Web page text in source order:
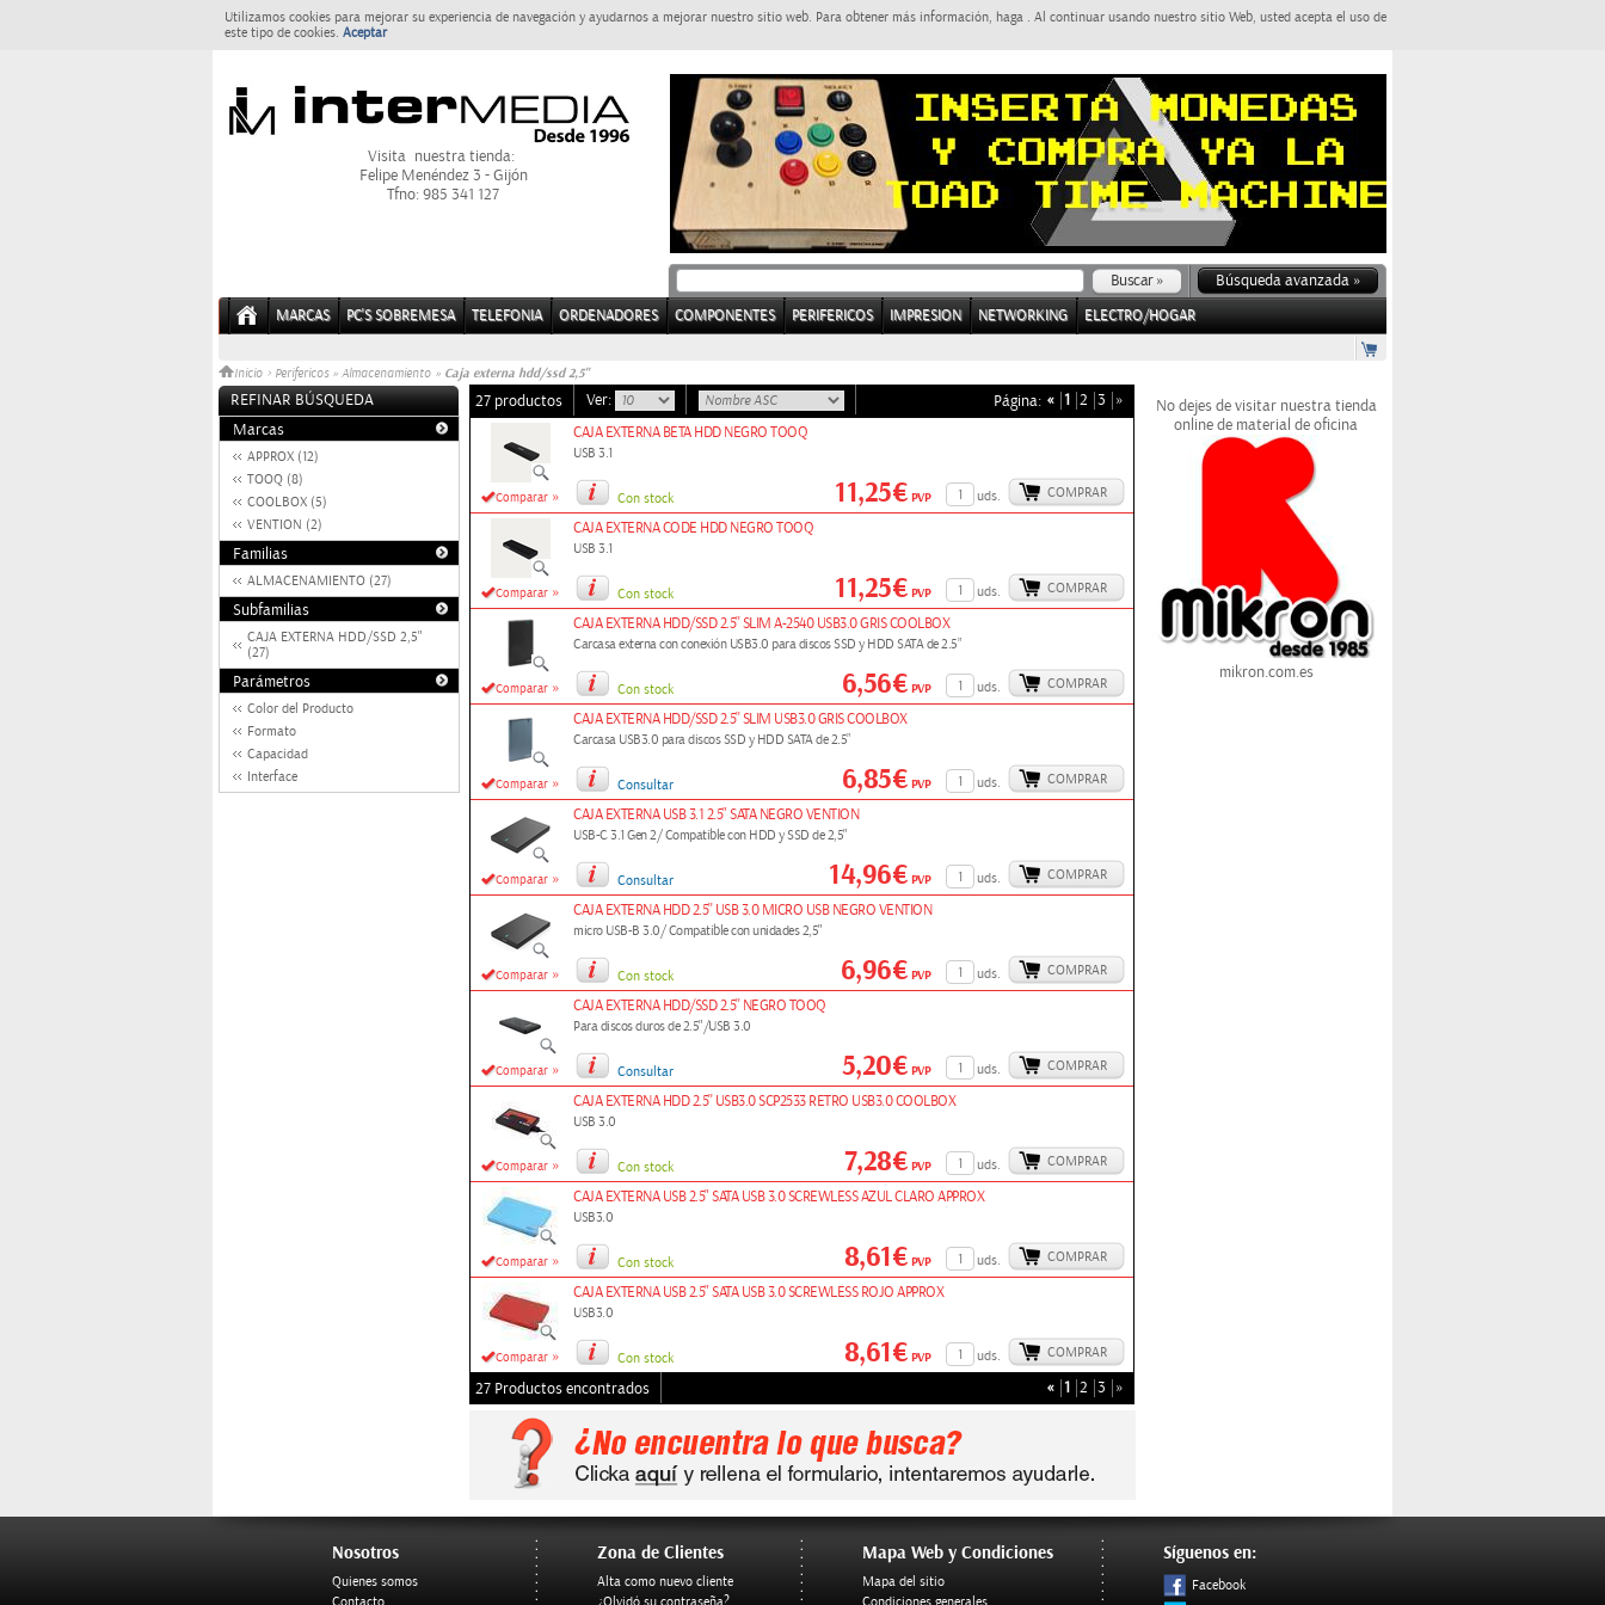
Utilizamos cookies para mejorar su experiencia de navegación y ayudarnos a mejorar nuestro sitio web. Para obtener más información, haga . Al continuar usando nuestro sitio Web, usted acepta el uso de
este tipo de cookies. Aceptar
Visita nuestra tienda:
Felipe Menéndez 3 - Gijón
Tfno: 985 341 127
Búsqueda avanzada »
MARCAS PC'S SOBREMESA TELEFONIA ORDENADORES COMPONENTES PERIFERICOS IMPRESION NETWORKING ELECTRO/HOGAR
Inicio > Perifericos » Almacenamiento » Caja externa hdd/ssd 2,5"
REFINAR BÚSQUEDA
Marcas
APPROX (12)
TOOQ (8)
COOLBOX (5)
VENTION (2)
Familias
ALMACENAMIENTO (27)
Subfamilias
CAJA EXTERNA HDD/SSD 2,5"
(27)
Parámetros
Color del Producto
Formato
Capacidad
Interface
27 productos Ver: Página: « 1 2 3 »
Comparar »
CAJA EXTERNA BETA HDD NEGRO TOOQ
USB 3.1
Con stock uds. COMPRAR
11,25€PVP
Comparar »
CAJA EXTERNA CODE HDD NEGRO TOOQ
USB 3.1
Con stock uds. COMPRAR
11,25€PVP
Comparar »
CAJA EXTERNA HDD/SSD 2.5'' SLIM A-2540 USB3.0 GRIS COOLBOX
Carcasa externa con conexión USB3.0 para discos SSD y HDD SATA de 2.5”
Con stock uds. COMPRAR
6,56€PVP
Comparar »
CAJA EXTERNA HDD/SSD 2.5'' SLIM USB3.0 GRIS COOLBOX
Carcasa USB3.0 para discos SSD y HDD SATA de 2.5”
Consultar uds. COMPRAR
6,85€PVP
Comparar »
CAJA EXTERNA USB 3.1 2.5" SATA NEGRO VENTION
USB-C 3.1 Gen 2/ Compatible con HDD y SSD de 2,5"
Consultar uds. COMPRAR
14,96€PVP
Comparar »
CAJA EXTERNA HDD 2.5'' USB 3.0 MICRO USB NEGRO VENTION
micro USB-B 3.0/ Compatible con unidades 2,5"
Con stock uds. COMPRAR
6,96€PVP
Comparar »
CAJA EXTERNA HDD/SSD 2.5'' NEGRO TOOQ
Para discos duros de 2.5"/USB 3.0
Consultar uds. COMPRAR
5,20€PVP
Comparar »
CAJA EXTERNA HDD 2.5'' USB3.0 SCP2533 RETRO USB3.0 COOLBOX
USB 3.0
Con stock uds. COMPRAR
7,28€PVP
Comparar »
CAJA EXTERNA USB 2.5" SATA USB 3.0 SCREWLESS AZUL CLARO APPROX
USB3.0
Con stock uds. COMPRAR
8,61€PVP
Comparar »
CAJA EXTERNA USB 2.5" SATA USB 3.0 SCREWLESS ROJO APPROX
USB3.0
Con stock uds. COMPRAR
8,61€PVP
27 Productos encontrados « 1 2 3 »
No dejes de visitar nuestra tienda
online de material de oficina
mikron.com.es
Nosotros
Quienes somos
Zona de Clientes
Alta como nuevo cliente
Mapa Web y Condiciones
Mapa del sitio
Síguenos en:
Facebook